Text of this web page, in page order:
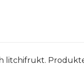
litchifrukt.